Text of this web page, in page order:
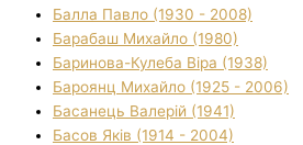
Балла Павло (1930 - 2008)
Барабаш Михайло (1980)
Баринова-Кулеба Віра (1938)
Бароянц Михайло (1925 - 2006)
Басанець Валерій (1941)
Басов Яків (1914 - 2004)